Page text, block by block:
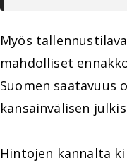
Myös
mahdolliset
Suomen saatavuus
kansainvälisen
Hintojen kannalta